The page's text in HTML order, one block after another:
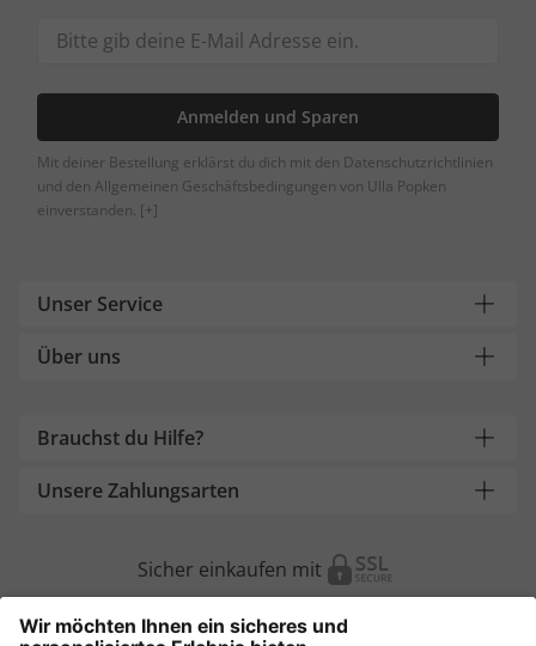
Anmelden und Sparen
Mit deiner Bestellung erklärst du dich mit den Datenschutzrichtlinien
und den Allgemeinen Geschäftsbedingungen von Ulla Popken
einverstanden. [+]
Unser Service
Über uns
Brauchst du Hilfe?
Unsere Zahlungsarten
Sicher einkaufen mit